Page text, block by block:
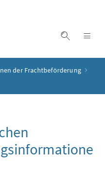
Suche
der Frachtbeförderung